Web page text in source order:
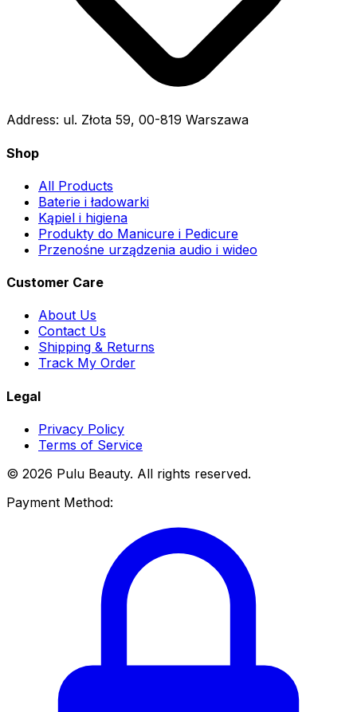
Address: ul. Złota 59, 00-819 Warszawa
Shop
All Products
Baterie i ładowarki
Kąpiel i higiena
Produkty do Manicure i Pedicure
Przenośne urządzenia audio i wideo
Customer Care
About Us
Contact Us
Shipping & Returns
Track My Order
Legal
Privacy Policy
Terms of Service
© 2026 Pulu Beauty. All rights reserved.
Payment Method: